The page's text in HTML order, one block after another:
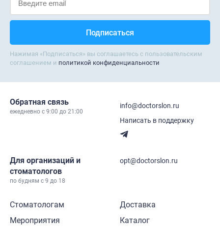
Нажимая «Подписаться» вы соглашаетесь с пользовательским
соглашением и политикой конфиденциальности
Обратная связь
ежедневно c 9:00 до 21:00
info@doctorslon.ru
Написать в поддержку
Для организаций и
стоматологов
по будням с 9 до 18
opt@doctorslon.ru
Стоматологам
Мероприятия
Доставка
Каталог